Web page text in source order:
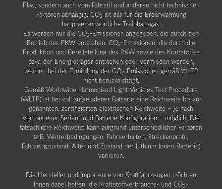
Pkw, sondern auch vom Fahrstil und anderen nicht technischen
Faktoren abhängig. CO2 ist das für die Erderwärmung
hauptverantwortliche Treibhausgas.
Es werden nur die CO2 -Emissionen angegeben, die durch den
Betrieb des PKW entstehen. CO2 -Emissionen, die durch die
Produktion und Bereitstellung des PKW sowie des Kraftstoffes
bzw. der Energieträger entstehen oder vermieden werden,
werden bei der Ermittlung der CO2 -Emissionen gemäß WLTP
nicht berücksichtigt.
Gemäß Worldwide Harmonised Light Vehicles Test Procedure
(WLTP) ist bei voll aufgeladener Batterie eine Reichweite bis zur
genannten, zertifizierten elektrischen Reichweite – je nach
vorhandener Serien- und Batterie-Konfiguration – möglich. Die
tatsächliche Reichweite kann aufgrund unterschiedlicher Faktoren
(z.B. Wetterbedingungen, Fahrverhalten, Streckenprofil,
Fahrzeugzustand, Alter und Zustand der Lithium-Ionen-Batterie)
variieren.
Die Hersteller und Importeure von Kraftfahrzeugen möchten
Ihnen dabei helfen, die Kraftstoffverbrauchs- und CO2 -